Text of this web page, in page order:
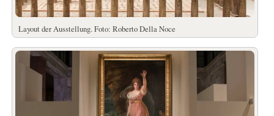
Layout der Ausstellung. Foto: Roberto Della Noce